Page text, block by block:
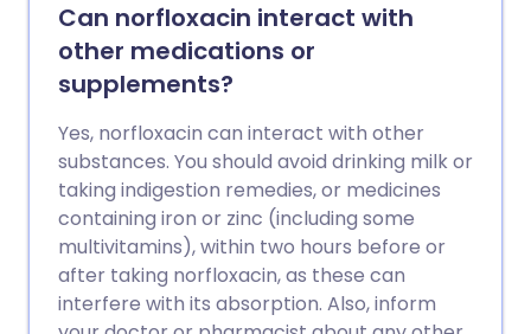
Can norfloxacin interact with
other medications or
supplements?
Yes, norfloxacin can interact with other
substances. You should avoid drinking milk or
taking indigestion remedies, or medicines
containing iron or zinc (including some
multivitamins), within two hours before or
after taking norfloxacin, as these can
interfere with its absorption. Also, inform